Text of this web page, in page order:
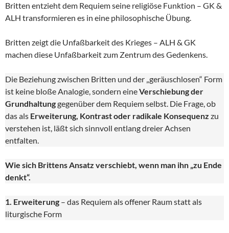
Britten entzieht dem Requiem seine religiöse Funktion – GK &
ALH transformieren es in eine philosophische Übung.
Britten zeigt die Unfaßbarkeit des Krieges – ALH & GK
machen diese Unfaßbarkeit zum Zentrum des Gedenkens.
Die Beziehung zwischen Britten und der „geräuschlosen“ Form
ist keine bloße Analogie, sondern eineVerschiebung der
Grundhaltunggegenüber dem Requiem selbst. Die Frage, ob
das als Erweiterung, Kontrast oder radikale Konsequenz zu
verstehen ist, läßt sich sinnvoll entlang dreier Achsen
entfalten.
Wie sich Brittens Ansatz verschiebt, wenn man ihn „zu Ende
denkt“.
1. Erweiterung – das Requiem als offener Raum statt als
liturgische Form